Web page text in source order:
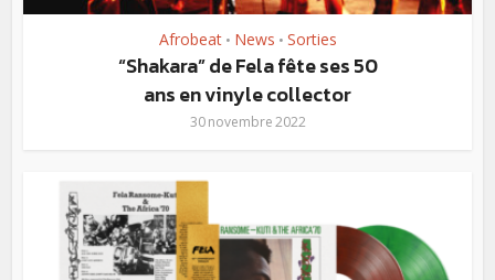
Afrobeat • News • Sorties
“Shakara” de Fela fête ses 50
ans en vinyle collector
30 novembre 2022